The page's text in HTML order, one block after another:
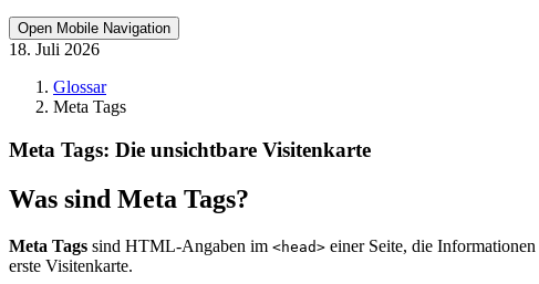
Open Mobile Navigation
18. Juli 2026
Glossar
Meta Tags
Meta Tags: Die unsichtbare Visitenkarte
Was sind Meta Tags?
Meta Tags sind HTML-Angaben im <head> einer Seite, die Informationen
erste Visitenkarte.